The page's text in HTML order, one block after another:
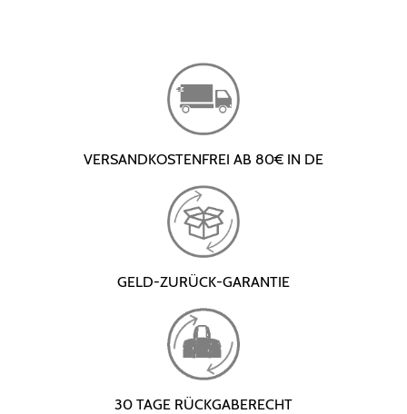
VERSANDKOSTENFREI AB 80€ IN DE
GELD-ZURÜCK-GARANTIE
30 TAGE RÜCKGABERECHT